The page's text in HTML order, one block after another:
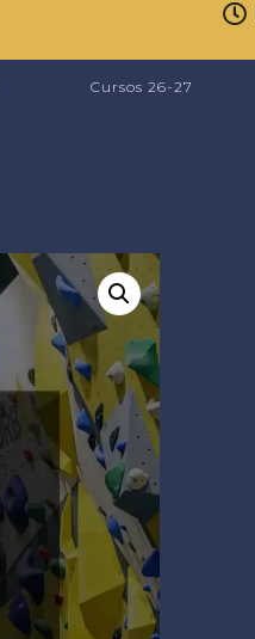
Cursos 26-27